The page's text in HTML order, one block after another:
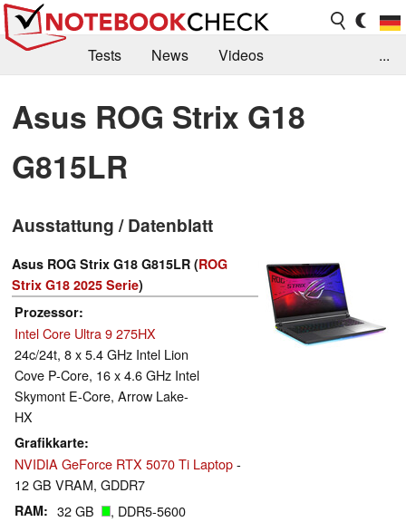
Tests News
Videos
Kaufberatung
Deals Suche
Jobs
Forum
...
Asus ROG Strix G18
G815LR
Ausstattung / Datenblatt
Asus ROG Strix G18 G815LR (ROG
Strix G18 2025 Serie)
Prozessor
Intel Core Ultra 9 275HX
24c/24t, 8 x 5.4 GHz Intel Lion
Cove P-Core, 16 x 4.6 GHz Intel
Skymont E-Core, Arrow Lake-
HX
Grafikkarte
NVIDIA GeForce RTX 5070 Ti Laptop-
12 GB VRAM, GDDR7
RAM 32 GB , DDR5-5600